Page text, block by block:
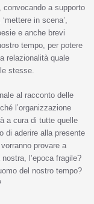
convocando a supporto
in scena’,
e anche brevi
tempo, per potere
relazionalità quale
stesse.
al racconto delle
l’organizzazione
a cura di tutte quelle
di aderire alla presente
provare a
l’epoca fragile?
del nostro tempo?